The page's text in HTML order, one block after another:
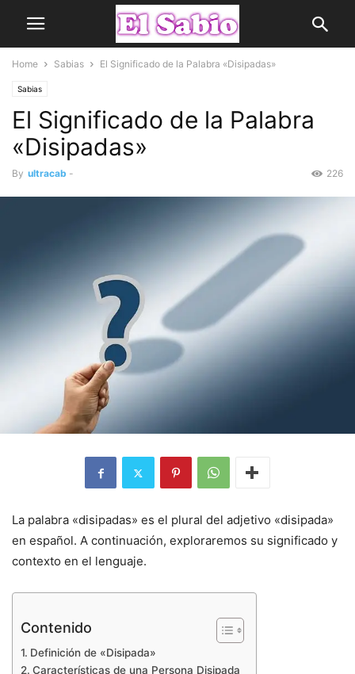
Home Sabias El Significado de la Palabra «Disipadas»
Sabias
El Significado de la Palabra
«Disipadas»
By ultracab - 226
La palabra «disipadas» es el plural del adjetivo «disipada»
en español. A continuación, exploraremos su significado y
contexto en el lenguaje.
Contenido
Definición de «Disipada»
Características de una Persona Disipada